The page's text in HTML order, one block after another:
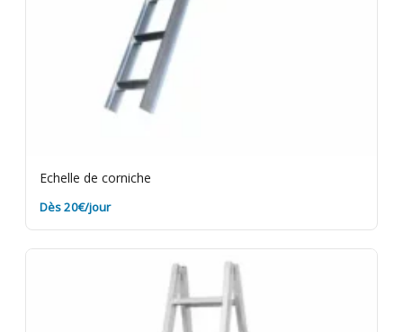
Echelle de corniche
Dès 20€/jour